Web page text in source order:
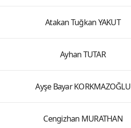
Atakan Tuğkan YAKUT
Ayhan TUTAR
Ayşe Bayar KORKMAZOĞLU
Cengizhan MURATHAN